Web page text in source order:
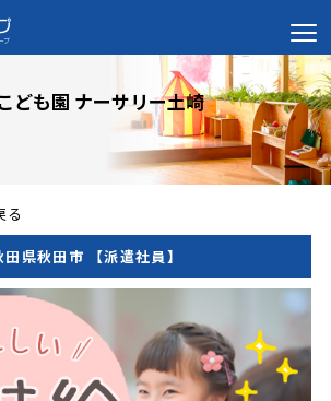
ども園 ナーサリー土崎
る
田県秋田市 【派遣社員】